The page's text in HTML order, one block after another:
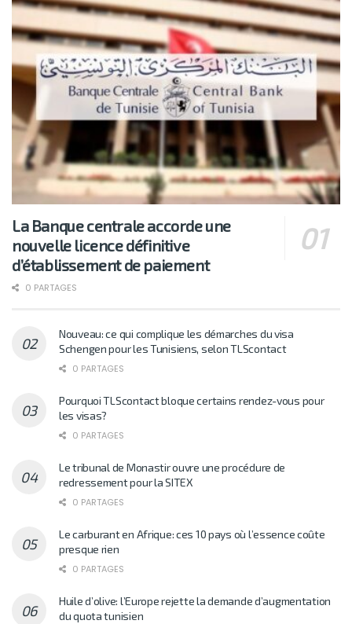
La Banque centrale accorde une
nouvelle licence définitive
d’établissement de paiement
0 PARTAGES
Nouveau: ce qui complique les démarches du visa
Schengen pour les Tunisiens, selon TLScontact
0 PARTAGES
Pourquoi TLScontact bloque certains rendez-vous pour
les visas?
0 PARTAGES
Le tribunal de Monastir ouvre une procédure de
redressement pour la SITEX
0 PARTAGES
Le carburant en Afrique: ces 10 pays où l’essence coûte
presque rien
0 PARTAGES
Huile d’olive: l’Europe rejette la demande d’augmentation
du quota tunisien